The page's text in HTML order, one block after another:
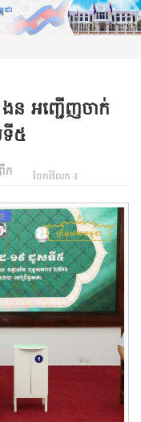
ន អញ្ជើញចាក់
ទី៥
ក ចែករំលែក ៖